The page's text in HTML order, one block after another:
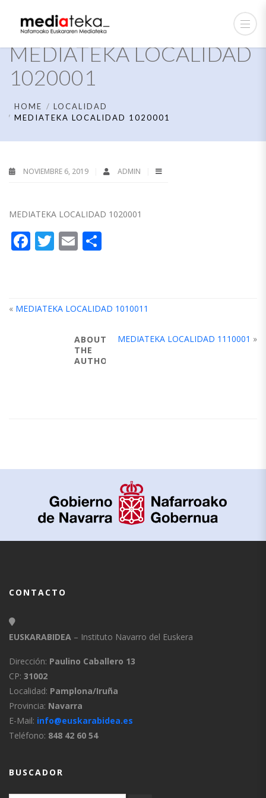
MEDIATEKA LOCALIDAD
1020001
HOME
LOCALIDAD
MEDIATEKA LOCALIDAD 1020001
NOVIEMBRE 6, 2019 ADMIN
MEDIATEKA LOCALIDAD 1020001
Facebook
Twitter
Email
« MEDIATEKA LOCALIDAD 1010011
MEDIATEKA LOCALIDAD 1110001 »
ABOUT
THE
AUTHOR
CONTACTO
EUSKARABIDEA – Instituto Navarro del Euskera
Dirección: Paulino Caballero 13
CP: 31002
Localidad: Pamplona/Iruña
Provincia: Navarra
E-Mail: info@euskarabidea.es
Teléfono: 848 42 60 54
BUSCADOR